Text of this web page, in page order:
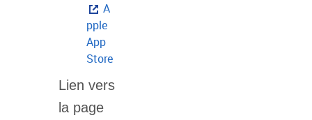
A
pple
App
Store